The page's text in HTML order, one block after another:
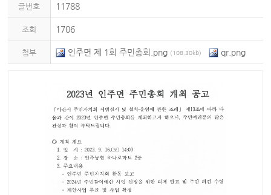
글번호 11788
조회 1706
첨부 인주면 제 1회 주민총회.png (108.30kb) qr.png